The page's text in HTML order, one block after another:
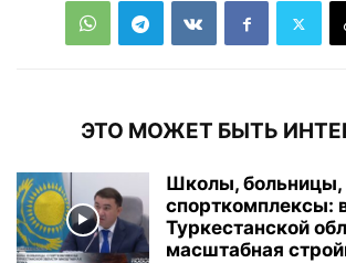
ЭТО МОЖЕТ БЫТЬ
Школы, больницы,
спорткомплексы:
Туркестанской
масштабная